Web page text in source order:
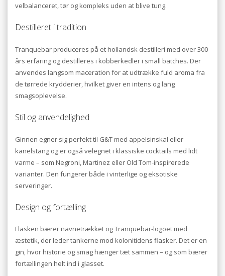
velbalanceret, tør og kompleks uden at blive tung.
Destilleret i tradition
Tranquebar produceres på et hollandsk destilleri med over 300
års erfaring og destilleres i kobberkedler i small batches. Der
anvendes langsom maceration for at udtrække fuld aroma fra
de tørrede krydderier, hvilket giver en intens og lang
smagsoplevelse.
Stil og anvendelighed
Ginnen egner sig perfekt til G&T med appelsinskal eller
kanelstang og er også velegnet i klassiske cocktails med lidt
varme – som Negroni, Martinez eller Old Tom-inspirerede
varianter. Den fungerer både i vinterlige og eksotiske
serveringer.
Design og fortælling
Flasken bærer navnetrækket og Tranquebar-logoet med
æstetik, der leder tankerne mod kolonitidens flasker. Det er en
gin, hvor historie og smag hænger tæt sammen – og som bærer
fortællingen helt ind i glasset.